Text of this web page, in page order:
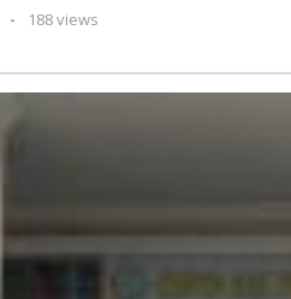
oleh
-
188 views